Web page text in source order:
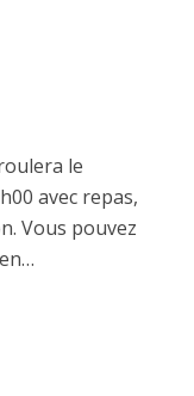
le
avec repas,
Vous pouvez